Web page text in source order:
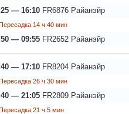
— 16:10 FR6876 Райанэйр
14 ч 40 мин
— 09:55 FR2652 Райанэйр
— 17:10 FR8204 Райанэйр
26 ч 30 мин
— 21:05 FR2809 Райанэйр
21 ч 5 мин